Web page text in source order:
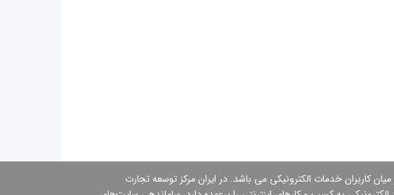
كاربران خدمات الكترونیكی می باشد. در ایران مركز توسعه تجارت